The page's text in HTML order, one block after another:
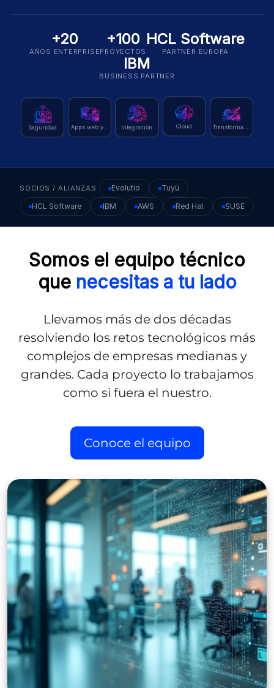
+20
AÑOS ENTERPRISE
+100
PROYECTOS
HCL Software
PARTNER EUROPA
IBM
BUSINESS PARTNER
Seguridad Apps web y móvil Integración Cloud Transformación
SOCIOS / ALIANZAS Evolutio
Tuyú
HCL Software
IBM AWS Red Hat SUSE
Somos el equipo técnico
que necesitas a tu lado
Llevamos más de dos décadas
resolviendo los retos tecnológicos más
complejos de empresas medianas y
grandes. Cada proyecto lo trabajamos
como si fuera el nuestro.
Conoce el equipo